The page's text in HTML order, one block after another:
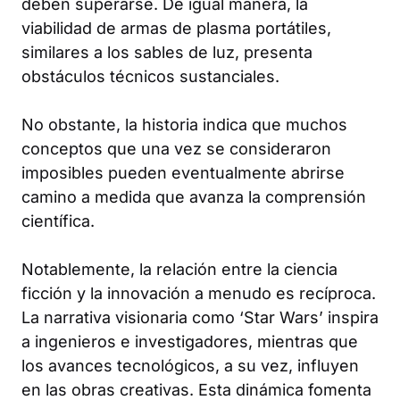
deben superarse. De igual manera, la
viabilidad de armas de plasma portátiles,
similares a los sables de luz, presenta
obstáculos técnicos sustanciales.
No obstante, la historia indica que muchos
conceptos que una vez se consideraron
imposibles pueden eventualmente abrirse
camino a medida que avanza la comprensión
científica.
Notablemente, la relación entre la ciencia
ficción y la innovación a menudo es recíproca.
La narrativa visionaria como ‘Star Wars’ inspira
a ingenieros e investigadores, mientras que
los avances tecnológicos, a su vez, influyen
en las obras creativas. Esta dinámica fomenta